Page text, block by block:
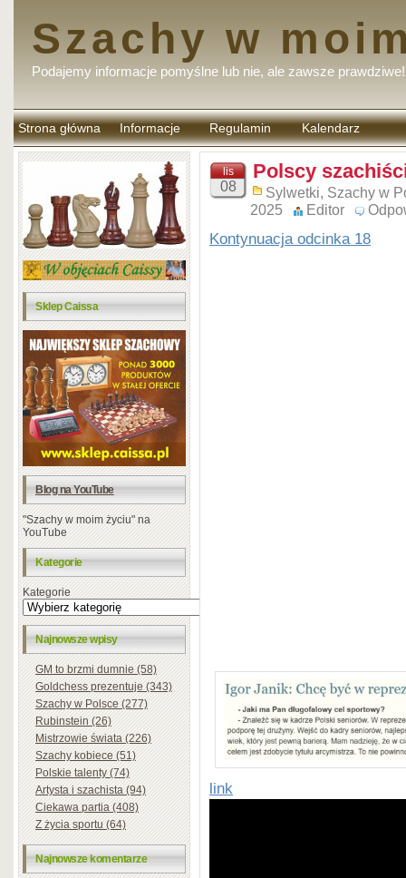
Szachy w
Podajemy informacje pomyślne lub nie, ale zawsze prawdziwe!
Strona główna Informacje Regulamin
komentarzy
Kalendarz
Sklep Caissa
Blog na YouTube
"Szachy w moim życiu" na
YouTube
Kategorie
Kategorie
Najnowsze wpisy
GM to brzmi dumnie (58)
Goldchess prezentuje (343)
Szachy w Polsce (277)
Rubinstein (26)
Mistrzowie świata (226)
Szachy kobiece (51)
Polskie talenty (74)
Artysta i szachista (94)
Ciekawa partia (408)
Z życia sportu (64)
Najnowsze komentarze
lis
08
Polscy
Sylwetki, Szachy w
2025
Editor
Kontynuacja odcinka 18
link